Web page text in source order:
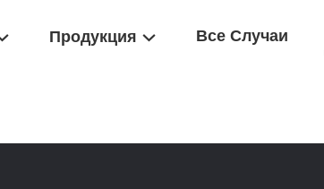
Продукция Все Случаи